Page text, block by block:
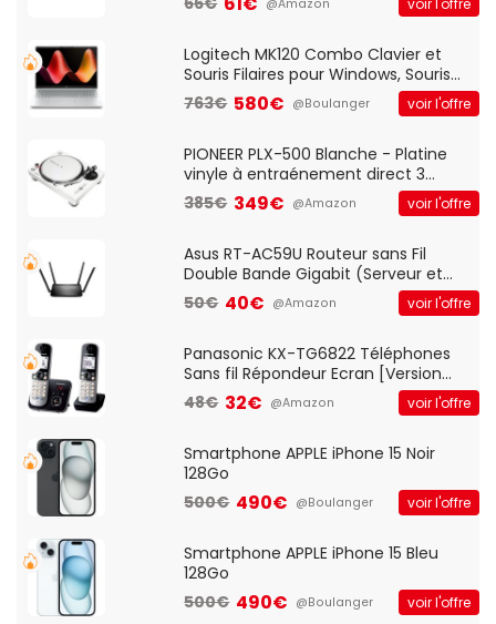
And Play, Confortable, Taille
QWERTY UK - Noir
@Amazon voir l'offre
Logitech MK120 Combo Clavier et
Souris Filaires pour Windows, Souris
Optique Filaire, Connexion USB Plug
And Play, Confortable, Taille
QWERTY UK - Noir
763€ 580€ @Boulanger voir l'offre
PIONEER PLX-500 Blanche - Platine
vinyle à entraénement direct 3
vitesses (33-45-78 trs/min) avec
pre-ampli intégré et port USB
385€ 349€ @Amazon voir l'offre
Asus RT-AC59U Routeur sans Fil
Double Bande Gigabit (Serveur et
Client VPN, Triple Vlan, Mode Point
d'accès et Bridge, contrôle Parental,
50€ 40€ @Amazon voir l'offre
Panasonic KX-TG6822 Téléphones
Sans fil Répondeur Ecran [Version
Française]
48€ 32€ @Amazon voir l'offre
Smartphone APPLE iPhone 15 Noir
128Go
500€ 490€ @Boulanger voir l'offre
Smartphone APPLE iPhone 15 Bleu
128Go
500€ 490€ @Boulanger voir l'offre